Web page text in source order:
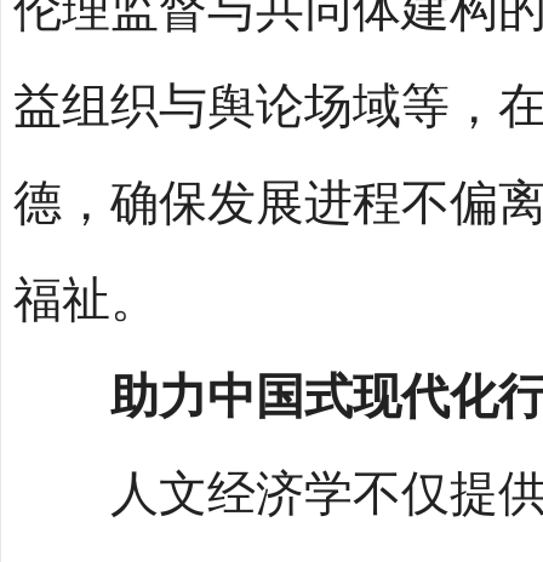
益组织与舆论场域等，
德，确保发展进程不偏
福祉。
助力中国式现代化
人文经济学不仅提供